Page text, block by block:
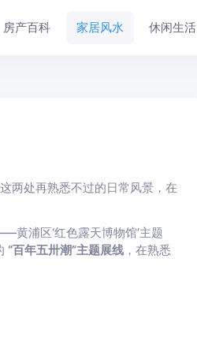
房产百科 家居风水 休闲生活
两处再熟悉不过的日常风景，在
黄浦区‘红色露天博物馆’主题
“百年五卅潮”主题展线，在熟悉